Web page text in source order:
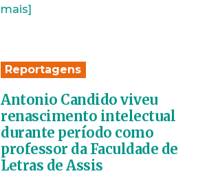
mais]
Reportagens
Antonio Candido viveu
renascimento intelectual
durante período como
professor da Faculdade de
Letras de Assis